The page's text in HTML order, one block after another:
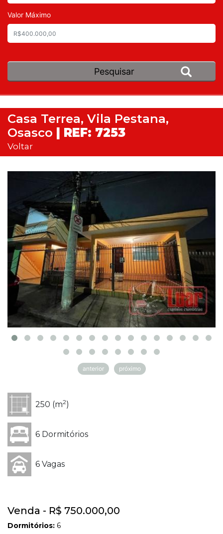
Valor Máximo
Casa Terrea, Vila Pestana,
Osasco | REF: 7253
Voltar
anterior próximo
250 (m2)
6 Dormitórios
6 Vagas
Venda - R$ 750.000,00
Dormitórios: 6